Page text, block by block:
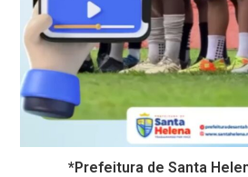
*Prefeitura de Santa